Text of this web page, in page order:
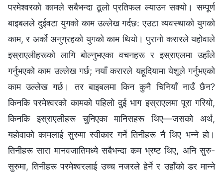
परमेश्‍वरको कामले सबैभन्दा ठूलो प्रतिफल ल्याउन सक्यो। सम्पूर्ण
बाइबलले दुईवटा युगको काम उल्लेख गर्दछ: एउटा व्यवस्थाको युगको
काम, र अर्को अनुग्रहको युगको काम थियो। पुरानो करारले यहोवाले
इस्राएलीहरूको लागि बोल्नुभएका वचनहरू र इस्राएलमा उहाँले
गर्नुभएको काम उल्लेख गर्छ; नयाँ करारले यहूदियामा येशूले गर्नुभएको
काम उल्लेख गर्छ। तर बाइबलमा किन कुनै चिनियाँ नाउँ छैन?
किनकि परमेश्‍वरको कामको पहिलो दुई भाग इस्राएलमा पूरा गरियो,
किनकि इस्राएलीहरू चुनिएका मानिसहरू थिए—जसको अर्थ,
यहोवाको कामलाई सुरुमा स्वीकार गर्ने तिनीहरू नै थिए भन्‍ने हो।
तिनीहरू सारा मानवजातिमध्ये सबैभन्दा कम भ्रष्ट थिए, अनि सुरु-
सुरुमा, तिनीहरू परमेश्‍वरलाई उच्‍च नजरले हेर्ने र उहाँको डर मान्ने